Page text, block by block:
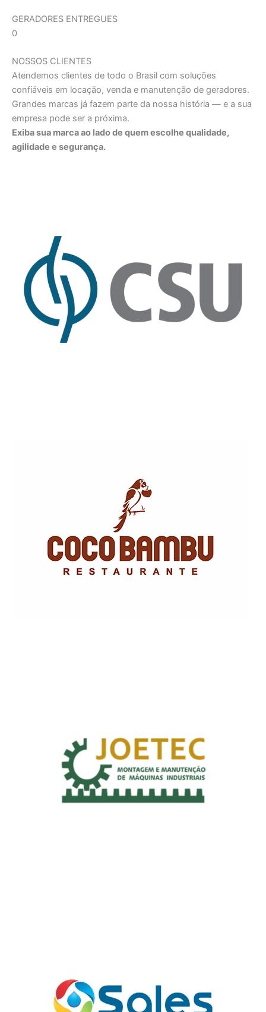
GERADORES ENTREGUES
0
NOSSOS CLIENTES
Atendemos clientes de todo o Brasil com soluções
confiáveis em locação, venda e manutenção de geradores.
Grandes marcas já fazem parte da nossa história — e a sua
empresa pode ser a próxima.
Exiba sua marca ao lado de quem escolhe qualidade,
agilidade e segurança.